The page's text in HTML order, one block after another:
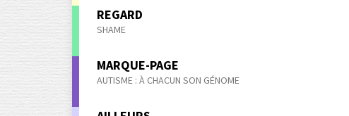
REGARD
SHAME
MARQUE-PAGE
AUTISME : À CHACUN SON GÉNOME